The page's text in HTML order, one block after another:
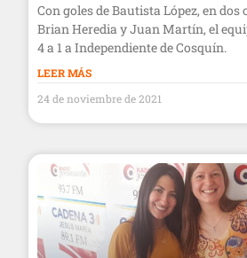
Con goles de Bautista López, en dos
Brian Heredia y Juan Martín, el
4 a 1 a Independiente de Cosquín.
LEER MÁS
24 de noviembre de 2021